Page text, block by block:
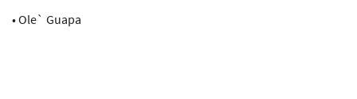
• Ole` Guapa